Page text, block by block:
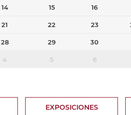
14 15 16
21 22 23
28 29 30
4 5 6
EXPOSICIONES